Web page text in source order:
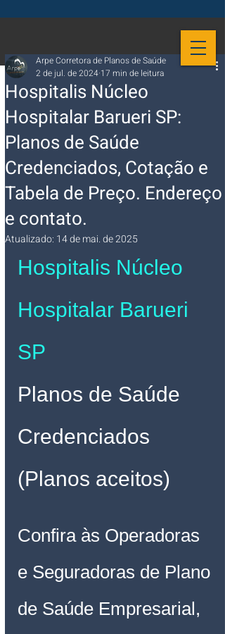
Hospitalis Núcleo
Hospitalar Barueri SP:
Planos de Saúde
Credenciados, Cotação e
Tabela de Preço. Endereço
e contato.
Arpe Corretora de Planos de Saúde
2 de jul. de 2024 17 min de leitura
Atualizado: 14 de mai. de 2025
Hospitalis Núcleo
Hospitalar Barueri
SP
Planos de Saúde
Credenciados
(Planos aceitos)
Confira às Operadoras
e Seguradoras de Plano
de Saúde Empresarial,